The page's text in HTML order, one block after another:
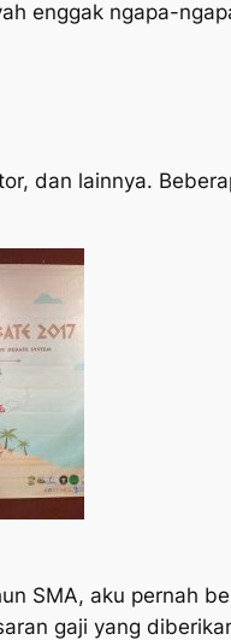
enggak ngapa-
dan lainnya.
SMA, aku pernah
gaji yang